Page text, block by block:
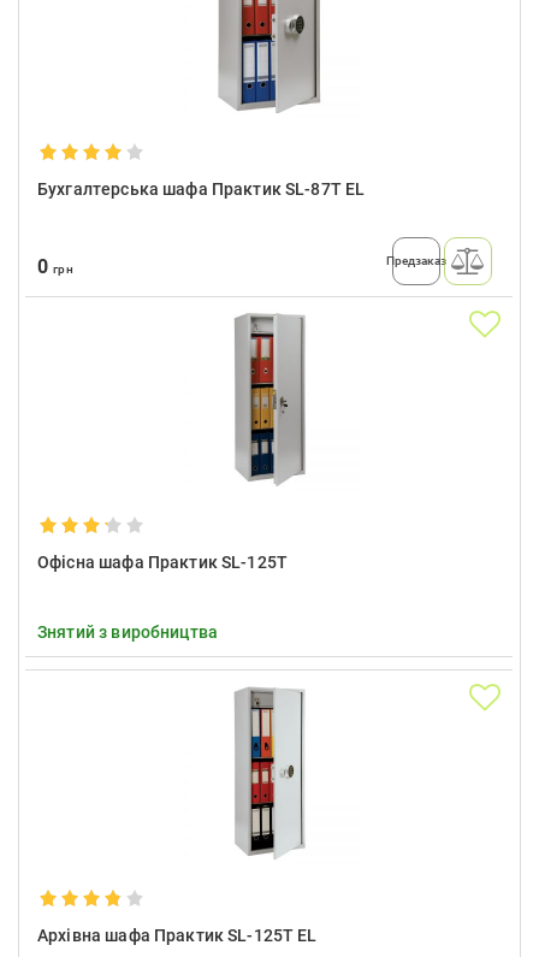
Бухгалтерська шафа Практик SL-87T EL
0грн
Предзаказ
Офісна шафа Практик SL-125T
Знятий з виробництва
Архівна шафа Практик SL-125T EL